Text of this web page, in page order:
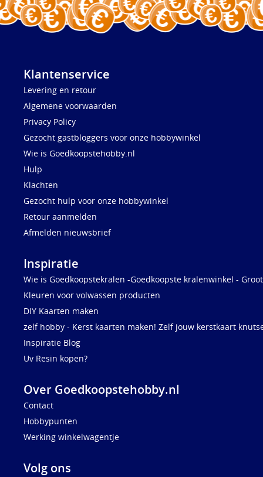
Klantenservice
Levering en retour
Algemene voorwaarden
Privacy Policy
Gezocht gastbloggers voor onze hobbywinkel
Wie is Goedkoopstehobby.nl
Hulp
Klachten
Gezocht hulp voor onze hobbywinkel
Retour aanmelden
Afmelden nieuwsbrief
Inspiratie
Wie is Goedkoopstekralen -Goedkoopste kralenwinkel -
Kleuren voor volwassen producten
DIY Kaarten maken
zelf hobby - Kerst kaarten maken! Zelf jouw kerstkaart
Inspiratie Blog
Uv Resin kopen?
Over Goedkoopstehobby.nl
Contact
Hobbypunten
Werking winkelwagentje
Volg ons